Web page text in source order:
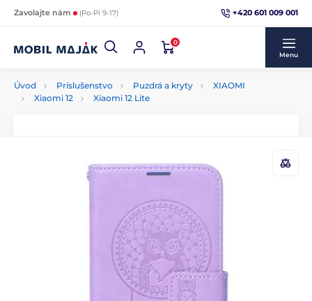
Zavolajte nám (Po-Pi 9-17) +420 601 009 001
0
Menu
Úvod Príslušenstvo Puzdrá a kryty
XIAOMI
Xiaomi 12
Xiaomi 12 Lite